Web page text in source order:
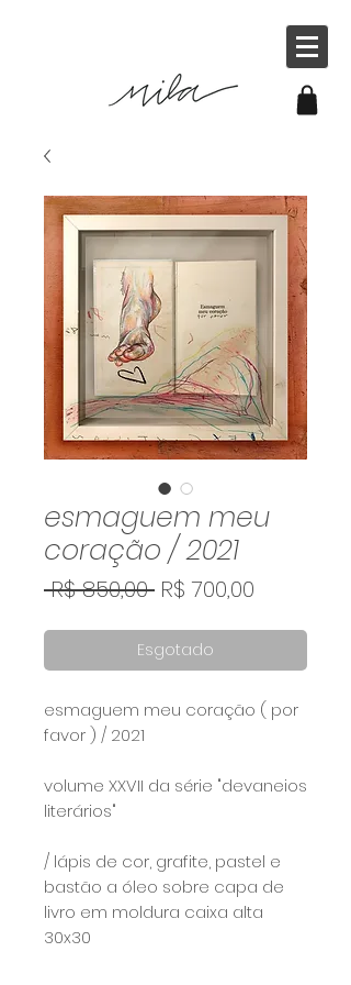
esmaguem meu
coração / 2021
R$ 850,00 Preço
R$ 700,00
Esgotado
esmaguem meu coração ( por
favor ) / 2021⠀
volume XXVII da série "devaneios
literários"
/ lápis de cor, grafite, pastel e
bastão a óleo sobre capa de
livro em moldura caixa alta
30x30